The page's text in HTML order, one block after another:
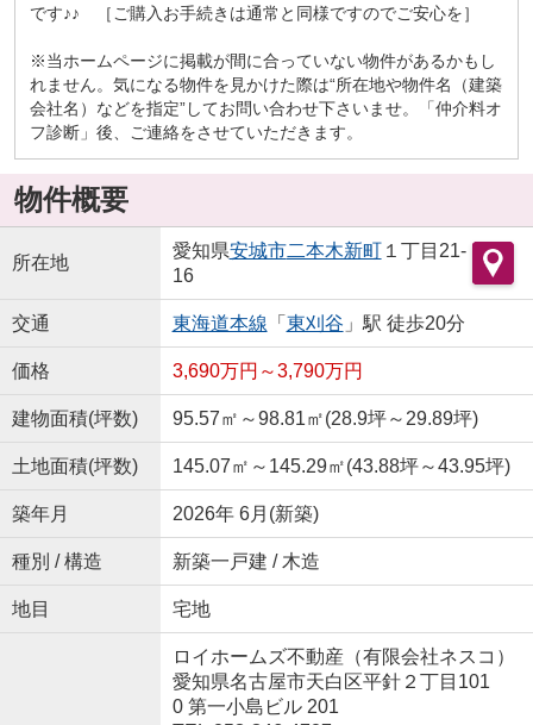
です♪♪ ［ご購入お手続きは通常と同様ですのでご安心を］
※当ホームページに掲載が間に合っていない物件があるかもし
れません。気になる物件を見かけた際は“所在地や物件名（建築
会社名）などを指定”してお問い合わせ下さいませ。「仲介料オ
フ診断」後、ご連絡をさせていただきます。
物件概要
所在地
愛知県安城市二本木新町１丁目21-
16
交通 東海道本線 「 東刈谷 」駅 徒歩20分
価格 3,690万円～3,790万円
建物面積(坪数) 95.57㎡～98.81㎡(28.9坪～29.89坪)
土地面積(坪数) 145.07㎡～145.29㎡(43.88坪～43.95坪)
築年月 2026年 6月(新築)
種別 / 構造 新築一戸建 / 木造
地目 宅地
ロイホームズ不動産（有限会社ネスコ）
愛知県名古屋市天白区平針２丁目101
0 第一小島ビル 201